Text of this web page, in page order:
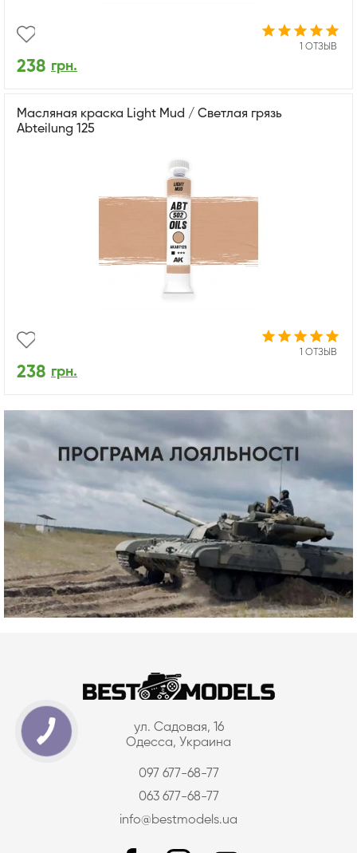
1 ОТЗЫВ
238 грн.
Масляная краска Light Mud / Светлая грязь
Abteilung 125
1 ОТЗЫВ
238 грн.
ул. Садовая, 16
Одесса, Украина
097 677-68-77
063 677-68-77
info@bestmodels.ua